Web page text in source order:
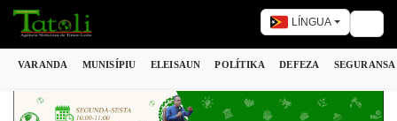
LÍNGUA
VARANDA MUNISÍPIU ELEISAUN POLÍTIKA DEFEZA SEGURANSA